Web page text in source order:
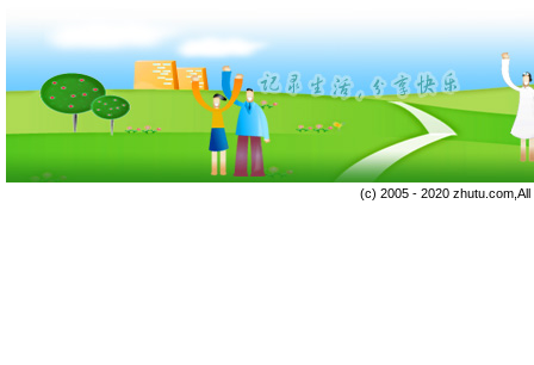
(c) 2005 - 2020